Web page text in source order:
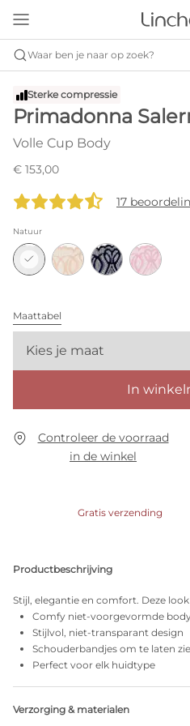
Waar ben je naar op zoek?
Sterke compressie
Primadonna
Volle Cup Body
€ 153,00
17
Natuur
Maattabel
Kies je maat
In
Controleer de voorraad
in de winkel
Gratis verzending
Productbeschrijving
Stijl, elegantie en comfort. Deze
Comfy niet-voorgevormde
Stijlvol, niet-transparant design
Schouderbandjes om te laten
Perfect voor elk huidtype
Verzorging & materialen